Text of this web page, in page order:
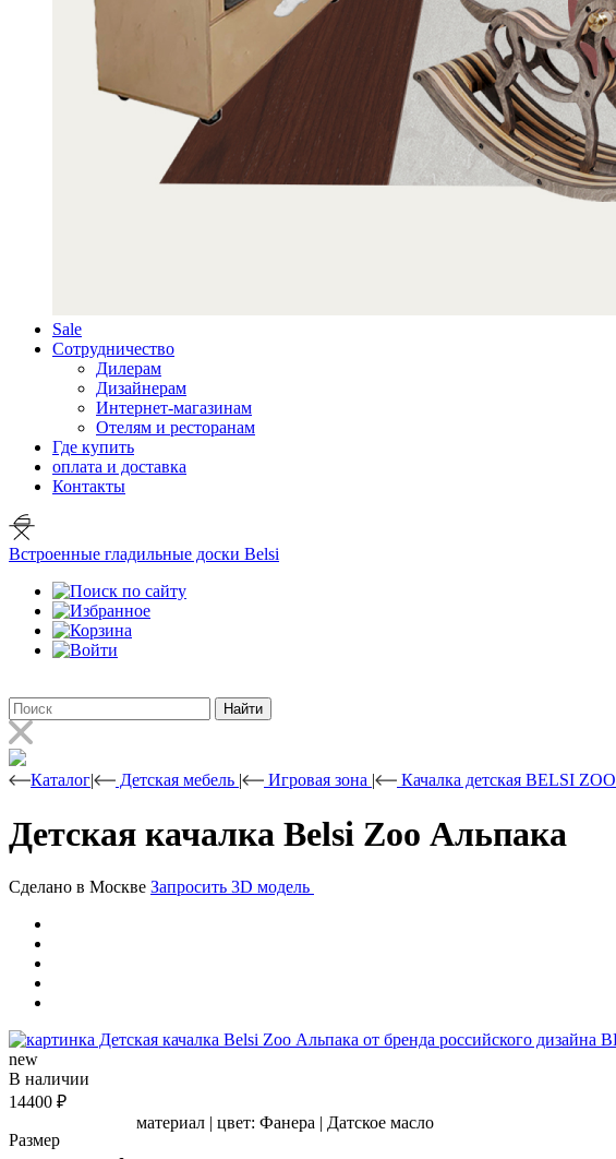
Sale
Сотрудничество
Дилерам
Дизайнерам
Интернет-магазинам
Отелям и ресторанам
Где купить
оплата и доставка
Контакты
Встроенные гладильные доски Belsi
Найти
Каталог| Детская мебель | Игровая зона | Качалка детская BELSI ZOO
Детская качалка Belsi Zoo Альпака
Сделано в Москве Запросить 3D модель
new
В наличии
14400 ₽
Размер
материал | цвет: Фанера | Датское масло